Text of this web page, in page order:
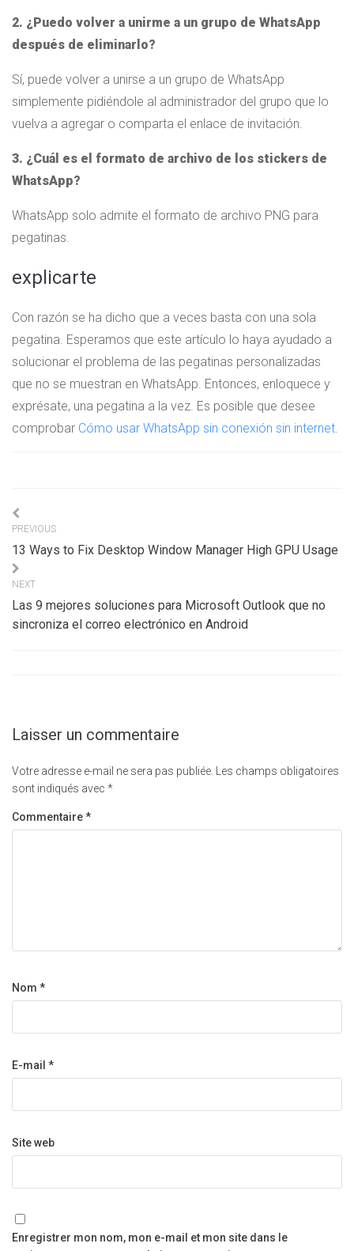
2. ¿Puedo volver a unirme a un grupo de WhatsApp
después de eliminarlo?
Sí, puede volver a unirse a un grupo de WhatsApp
simplemente pidiéndole al administrador del grupo que lo
vuelva a agregar o comparta el enlace de invitación.
3. ¿Cuál es el formato de archivo de los stickers de
WhatsApp?
WhatsApp solo admite el formato de archivo PNG para
pegatinas.
explicarte
Con razón se ha dicho que a veces basta con una sola
pegatina. Esperamos que este artículo lo haya ayudado a
solucionar el problema de las pegatinas personalizadas
que no se muestran en WhatsApp. Entonces, enloquece y
exprésate, una pegatina a la vez. Es posible que desee
comprobar Cómo usar WhatsApp sin conexión sin internet.
Navigation
de
l’article
PREVIOUS
13 Ways to Fix Desktop Window Manager High GPU Usage
NEXT
Las 9 mejores soluciones para Microsoft Outlook que no
sincroniza el correo electrónico en Android
Laisser un commentaire
Votre adresse e-mail ne sera pas publiée.
Les champs obligatoires
sont indiqués avec *
Commentaire*
Nom *
E-mail *
Site web
Enregistrer mon nom, mon e-mail et mon site dans le